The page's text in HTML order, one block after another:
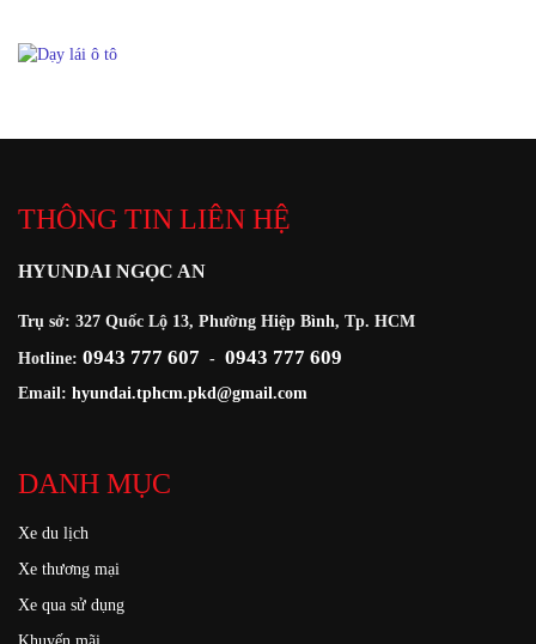
THÔNG TIN LIÊN HỆ
HYUNDAI NGỌC AN
Trụ sở: 327 Quốc Lộ 13, Phường Hiệp Bình, Tp. HCM
Hotline: 0943 777 607 - 0943 777 609
Email: hyundai.tphcm.pkd@gmail.com
DANH MỤC
Xe du lịch
Xe thương mại
Xe qua sử dụng